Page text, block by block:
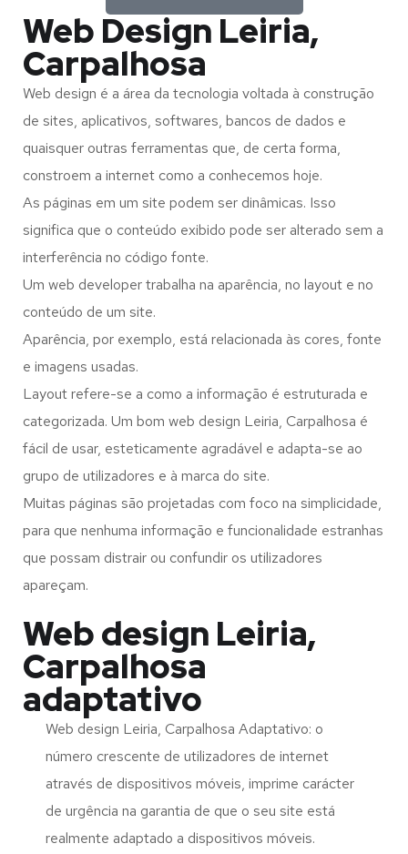
Web Design Leiria,
Carpalhosa
Web design é a área da tecnologia voltada à construção
de sites, aplicativos, softwares, bancos de dados e
quaisquer outras ferramentas que, de certa forma,
constroem a internet como a conhecemos hoje.
As páginas em um site podem ser dinâmicas. Isso
significa que o conteúdo exibido pode ser alterado sem a
interferência no código fonte.
Um web developer trabalha na aparência, no layout e no
conteúdo de um site.
Aparência, por exemplo, está relacionada às cores, fonte
e imagens usadas.
Layout refere-se a como a informação é estruturada e
categorizada. Um bom web design Leiria, Carpalhosa é
fácil de usar, esteticamente agradável e adapta-se ao
grupo de utilizadores e à marca do site.
Muitas páginas são projetadas com foco na simplicidade,
para que nenhuma informação e funcionalidade estranhas
que possam distrair ou confundir os utilizadores
apareçam.
Web design Leiria,
Carpalhosa
adaptativo
Web design Leiria, Carpalhosa Adaptativo: o
número crescente de utilizadores de internet
através de dispositivos móveis, imprime carácter
de urgência na garantia de que o seu site está
realmente adaptado a dispositivos móveis.